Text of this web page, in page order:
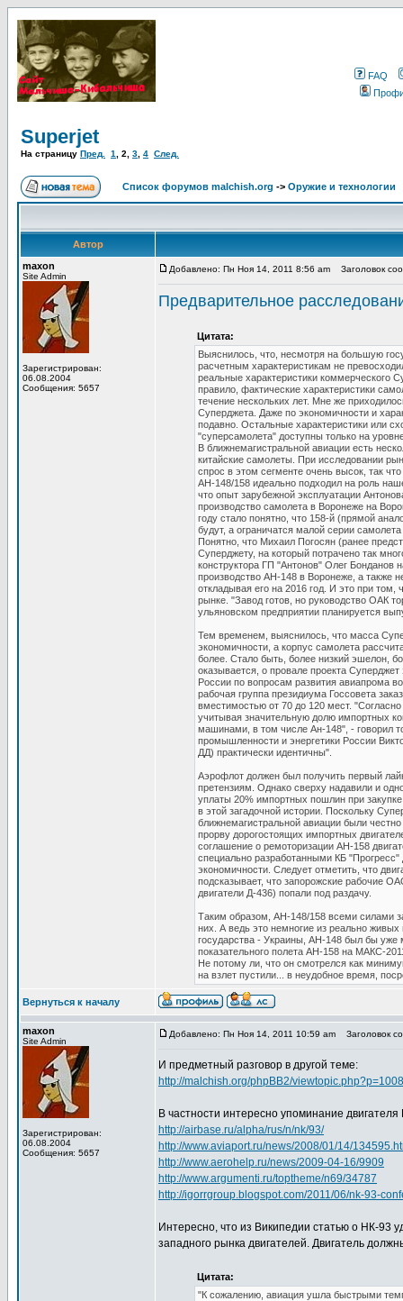
FAQ
Superjet
На страницу Пред. 1 2 3 4 След.
Список форумов malchish.org -> Оружие и технологии
Автор
maxon
Site Admin
Зарегистрирован:
06.08.2004
Сообщения: 5657
Добавлено: Пн Ноя 14, 2011 8:56 am Заголовок
Предварительное
Цитата:
Выяснилось, что, несмотря на большую
расчетным характеристикам не
реальные характеристики коммерческого
правило, фактические характеристики
течение нескольких лет. Мне же
Суперджета. Даже по экономичности и
подавно. Остальные характеристики или
"суперсамолета" доступны только на
В ближнемагистральной авиации есть
китайские самолеты. При исследовании
спрос в этом сегменте очень высок, так
АН-148/158 идеально подходил на роль
что опыт зарубежной эксплуатации
производство самолета в Воронеже на
году стало понятно, что 158-й (прямой
будут, а ограничатся малой серии
Понятно, что Михаил Погосян (ранее
Суперджету, на который потрачено так
конструктора ГП "Антонов" Олег
производство АН-148 в Воронеже, а также
откладывая его на 2016 год. И это при
рынке. "Завод готов, но руководство ОАК
ульяновском предприятии планируется
Тем временем, выяснилось, что масса
экономичности, а корпус самолета
более. Стало быть, более низкий эшелон,
оказывается, о провале проекта
России по вопросам развития авиапрома
рабочая группа президиума Госсовета
вместимостью от 70 до 120 мест.
учитывая значительную долю импортных
машинами, в том числе Ан-148", - говорил
промышленности и энергетики России
ДД) практически идентичны".
Аэрофлот должен был получить первый
претензиям. Однако сверху надавили и
уплаты 20% импортных пошлин при
в этой загадочной истории. Поскольку
ближнемагистральной авиации были
прорву дорогостоящих импортных
соглашение о ремоторизации АН-158
специально разработанными КБ
экономичности. Следует отметить, что
подсказывает, что запорожские рабочие
двигатели Д-436) попали под раздачу.
Таким образом, АН-148/158 всеми силами
них. А ведь это немногие из реально
государства - Украины, АН-148 был бы уже
показательного полета АН-158 на МАКС-
Не потому ли, что он смотрелся как
на взлет пустили... в неудобное время,
Вернуться к началу
maxon
Site Admin
Зарегистрирован:
06.08.2004
Сообщения: 5657
Добавлено: Пн Ноя 14, 2011 10:59 am Заголовок
И предметный разговор в другой теме:
http://malchish.org/phpBB2/
В частности интересно упоминание
http://airbase.ru/alpha/rus/n/nk/93/
http://www.aviaport.ru/news/2008/01/14/
http://www.aerohelp.ru/news/2009-04-16/9909
http://www.argumenti.ru/toptheme/n69/34787
http://igorrgroup.blogspot.com/2011/06/nk-93-
Интересно, что из Википедии статью о НК-93
западного рынка двигателей. Двигатель
Цитата:
"К сожалению, авиация ушла быстрыми